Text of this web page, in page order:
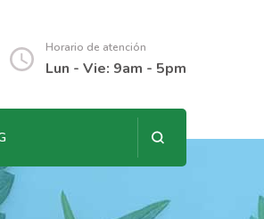
Horario de atención
Lun - Vie: 9am - 5pm